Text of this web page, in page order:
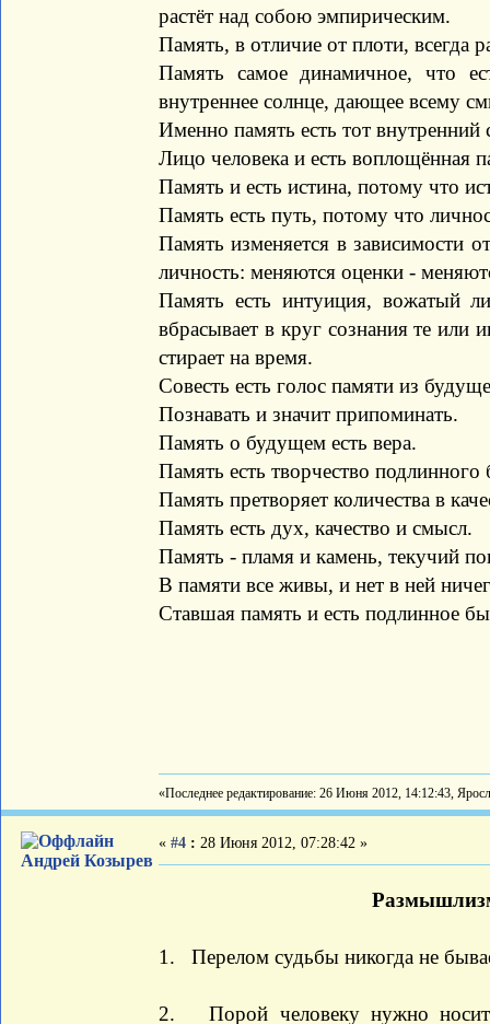
растёт над собою эмпирическим.
Память, в отличие от плоти, всегда
Память самое динамичное, что
внутреннее солнце, дающее всему
Именно память есть тот
Лицо человека и есть воплощённая
Память и есть истина, потому что
Память есть путь, потому что
Память изменяется в зависимости
личность: меняются оценки -
Память есть интуиция, вожатый
вбрасывает в круг сознания те или
стирает на время.
Совесть есть голос памяти из
Познавать и значит припоминать.
Память о будущем есть вера.
Память есть творчество подлинного
Память претворяет количества в
Память есть дух, качество и смысл.
Память - пламя и камень, текучий
В памяти все живы, и нет в ней
Ставшая память и есть подлинное
«Последнее редактирование: 26 Июня 2012, 14:12:43,
Андрей Козырев
« #4 : 28 Июня 2012, 07:28:42 »
1. Перелом судьбы никогда не
2. Порой человеку нужно